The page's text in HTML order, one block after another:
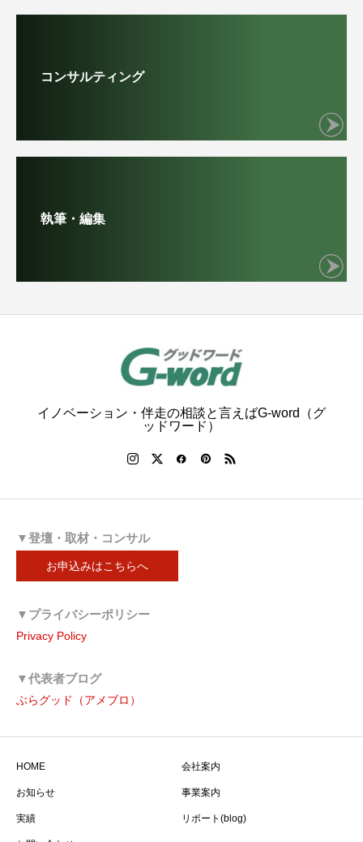
コンサルティング
執筆・編集
イノベーション・伴走の相談と言えばG-word（グ
ッドワード）
▼登壇・取材・コンサル
お申込みはこちらへ
▼プライバシーポリシー
Privacy Policy
▼代表者ブログ
ぶらグッド（アメブロ）
HOME 会社案内
お知らせ 事業案内
実績 リポート(blog)